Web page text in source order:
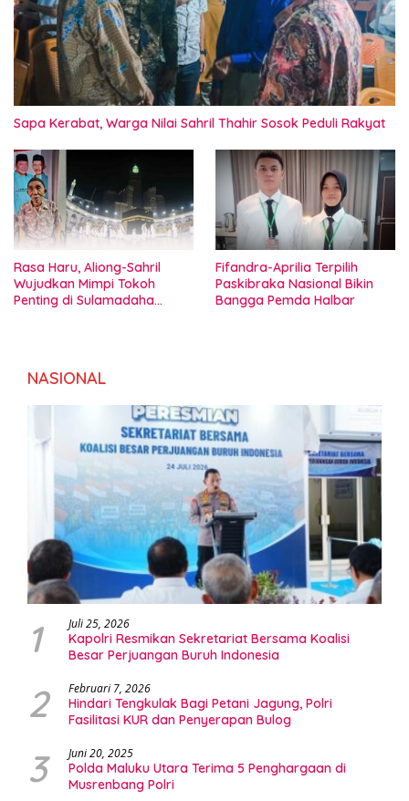
Sapa Kerabat, Warga Nilai Sahril Thahir Sosok Peduli Rakyat
Rasa Haru, Aliong-Sahril
Wujudkan Mimpi Tokoh
Penting di Sulamadaha
Fifandra-Aprilia Terpilih
Paskibraka Nasional Bikin
Bangga Pemda Halbar
NASIONAL
1 Juli 25, 2026
Kapolri Resmikan Sekretariat Bersama Koalisi
Besar Perjuangan Buruh Indonesia
2 Februari 7, 2026
Hindari Tengkulak Bagi Petani Jagung, Polri
Fasilitasi KUR dan Penyerapan Bulog
3 Juni 20, 2025
Polda Maluku Utara Terima 5 Penghargaan di
Musrenbang Polri